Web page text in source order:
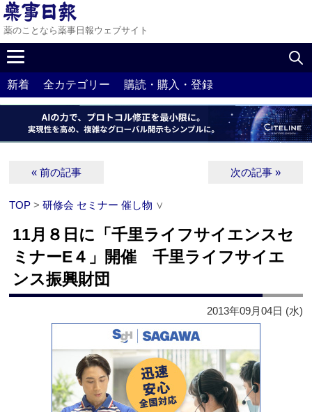
薬のことなら薬事日報ウェブサイト
新着 全カテゴリー 購読・購入・登録
« 前の記事 次の記事 »
TOP >研修会 セミナー 催し物 ∨
11月８日に「千里ライフサイエンスセ
ミナーE４」開催 千里ライフサイエ
ンス振興財団
2013年09月04日 (水)